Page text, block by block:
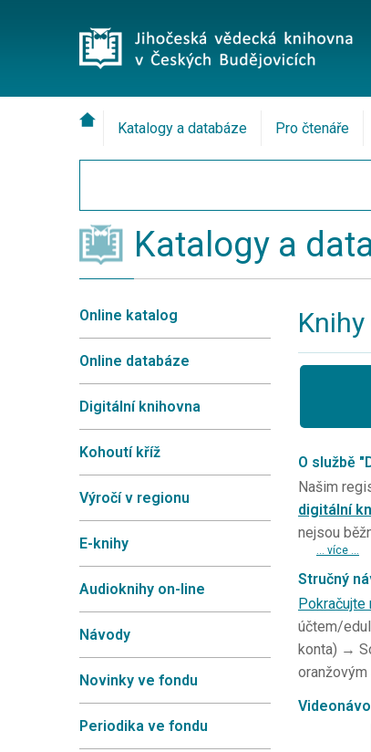
Katalogy a databáze Pro čtenáře
Katalogy a
Online katalog
Online databáze
Digitální knihovna
Kohoutí kříž
Výročí v regionu
E-knihy
Audioknihy on-line
Návody
Novinky ve fondu
Periodika ve fondu
O službě
Našim
digitální
nejsou
... více ...
Stručný
účtem/
konta) →